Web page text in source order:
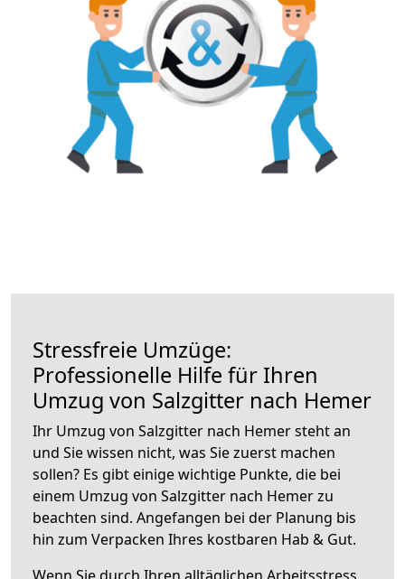
Stressfreie Umzüge:
Professionelle Hilfe für Ihren
Umzug von Salzgitter nach Hemer
Ihr Umzug von Salzgitter nach Hemer steht an
und Sie wissen nicht, was Sie zuerst machen
sollen? Es gibt einige wichtige Punkte, die bei
einem Umzug von Salzgitter nach Hemer zu
beachten sind. Angefangen bei der Planung bis
hin zum Verpacken Ihres kostbaren Hab & Gut.